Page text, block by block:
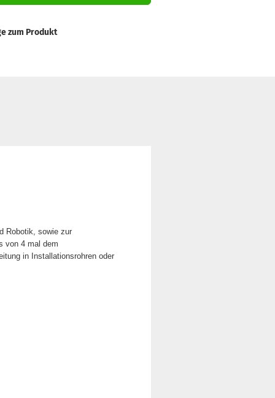
zum Produkt
Robotik, sowie zur
von 4 mal dem
in Installationsrohren oder